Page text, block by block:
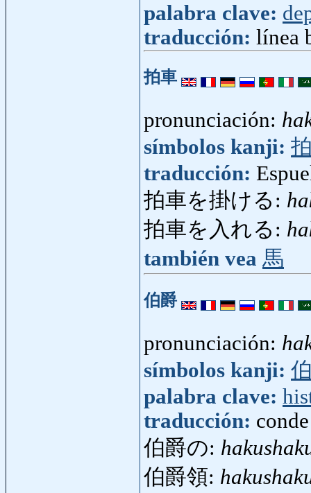
palabra clave:
traducción: línea
拍車
pronunciación:
símbolos kanji:
traducción:
拍車を掛ける:
拍車を入れる:
también vea 馬
伯爵
pronunciación:
símbolos kanji:
palabra clave:
traducción: conde
伯爵の:
伯爵領: